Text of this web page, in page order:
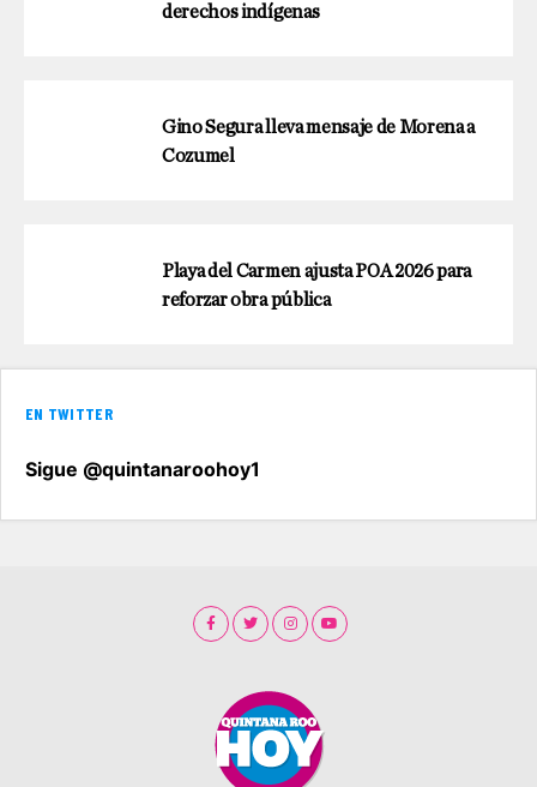
derechos indígenas
Gino Segura lleva mensaje de Morena a
Cozumel
Playa del Carmen ajusta POA 2026 para
reforzar obra pública
EN TWITTER
Sigue @quintanaroohoy1